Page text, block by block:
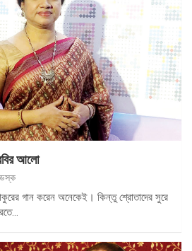
আলো
গান করেন অনেকেই। কিন্তু শ্রোতাদের সুরে